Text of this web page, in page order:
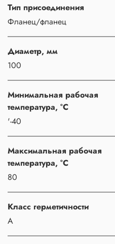
Тип присоединения
Фланец/фланец
Диаметр, мм
100
Минимальная рабочая
температура, °C
'-40
Максимальная рабочая
температура, °C
80
Класс герметичности
A